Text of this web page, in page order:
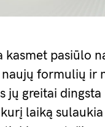
kasmet pasiūlo
formulių ir
jų greitai dingsta
laiką sulaukia